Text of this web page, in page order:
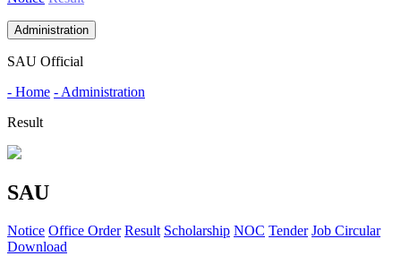
Administration
SAU Official
- Home - Administration
Result
SAU
Notice Office Order Result Scholarship NOC Tender Job Circular
Download